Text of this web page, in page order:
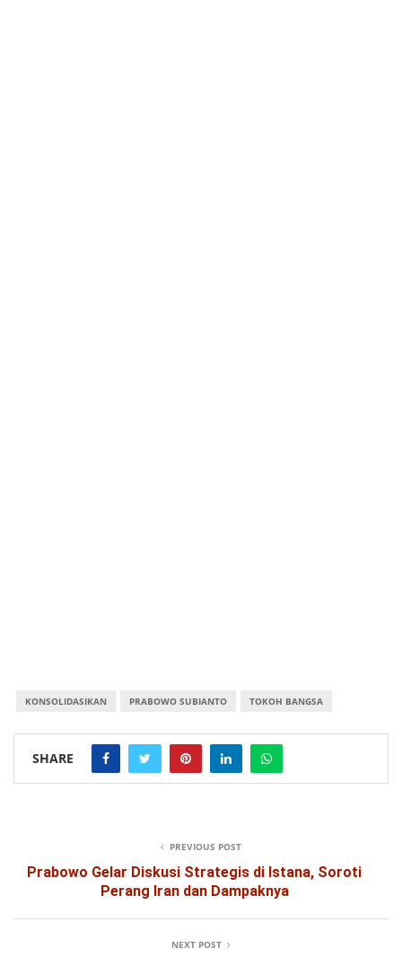
KONSOLIDASIKAN PRABOWO SUBIANTO TOKOH BANGSA
SHARE
PREVIOUS POST
Prabowo Gelar Diskusi Strategis di Istana, Soroti
Perang Iran dan Dampaknya
NEXT POST